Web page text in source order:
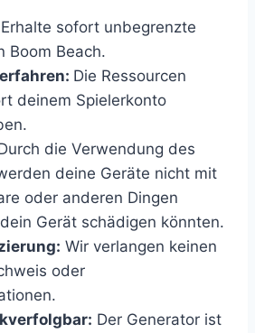
Erhalte sofort unbegrenzte
Boom Beach.
Die Ressourcen
deinem Spielerkonto
die Verwendung des
deine Geräte nicht mit
oder anderen Dingen
Gerät schädigen könnten.
Wir verlangen keinen
oder
Der Generator ist